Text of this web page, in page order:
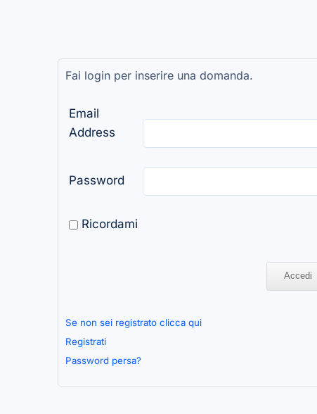
Fai login per inserire una domanda.
Email
Address
Password
Ricordami
Se non sei registrato clicca qui
Registrati
Password persa?